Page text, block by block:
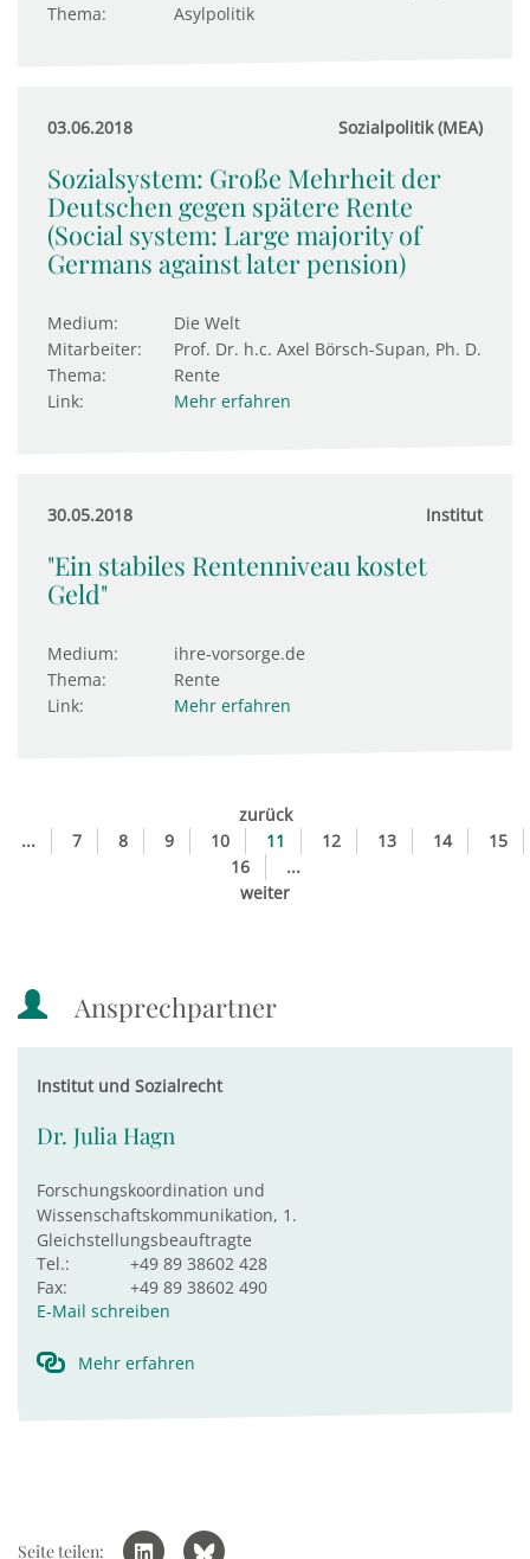
Thema:
Asylpolitik
03.06.2018 Sozialpolitik (MEA)
Sozialsystem: Große Mehrheit der
Deutschen gegen spätere Rente
(Social system: Large majority of
Germans against later pension)
Medium:
Die Welt
Mitarbeiter:
Prof. Dr. h.c. Axel Börsch-Supan, Ph. D.
Thema:
Rente
Link:
Mehr erfahren
30.05.2018 Institut
"Ein stabiles Rentenniveau kostet
Geld"
Medium:
ihre-vorsorge.de
Thema:
Rente
Link:
Mehr erfahren
zurück
...
7 8 9 10 11 12 13 14
15
16
...
weiter
Ansprechpartner
Institut und Sozialrecht
Dr. Julia Hagn
Forschungskoordination und
Wissenschaftskommunikation, 1.
Gleichstellungsbeauftragte
Tel.:
+49 89 38602 428
Fax:
+49 89 38602 490
E-Mail schreiben
Mehr erfahren
Seite teilen: